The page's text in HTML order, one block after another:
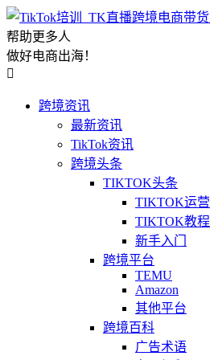
帮助更多人
做好电商出海！

跨境资讯
最新资讯
TikTok资讯
跨境头条
TIKTOK头条
TIKTOK运营
TIKTOK教程
新手入门
跨境平台
TEMU
Amazon
其他平台
跨境百科
广告术语